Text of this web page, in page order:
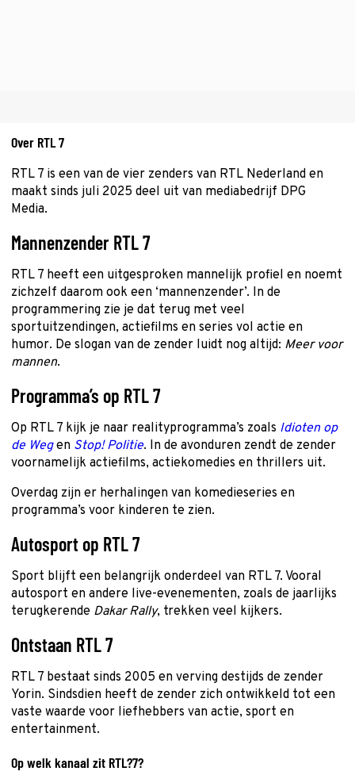
Over RTL 7
RTL 7 is een van de vier zenders van RTL Nederland en
maakt sinds juli 2025 deel uit van mediabedrijf DPG
Media.
Mannenzender RTL 7
RTL 7 heeft een uitgesproken mannelijk profiel en noemt
zichzelf daarom ook een ‘mannenzender’. In de
programmering zie je dat terug met veel
sportuitzendingen, actiefilms en series vol actie en
humor. De slogan van de zender luidt nog altijd: Meer voor
mannen.
Programma’s op RTL 7
Op RTL 7 kijk je naar realityprogramma’s zoals Idioten op
de Wegen Stop! Politie. In de avonduren zendt de zender
voornamelijk actiefilms, actiekomedies en thrillers uit.
Overdag zijn er herhalingen van komedieseries en
programma’s voor kinderen te zien.
Autosport op RTL 7
Sport blijft een belangrijk onderdeel van RTL 7. Vooral
autosport en andere live-evenementen, zoals de jaarlijks
terugkerende Dakar Rally, trekken veel kijkers.
Ontstaan RTL 7
RTL 7 bestaat sinds 2005 en verving destijds de zender
Yorin. Sindsdien heeft de zender zich ontwikkeld tot een
vaste waarde voor liefhebbers van actie, sport en
entertainment.
Op welk kanaal zit RTL?7?